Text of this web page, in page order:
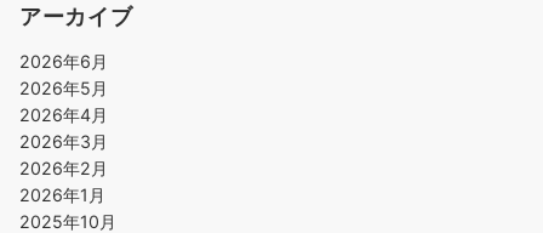
アーカイブ
2026年6月
2026年5月
2026年4月
2026年3月
2026年2月
2026年1月
2025年10月